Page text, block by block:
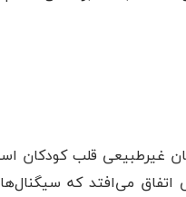
اتفاق می‌افتد که